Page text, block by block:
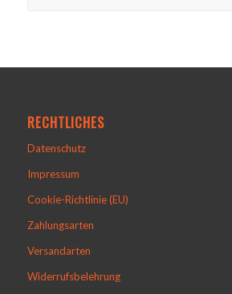
RECHTLICHES
Datenschutz
Impressum
Cookie-Richtlinie (EU)
Zahlungsarten
Versandarten
Widerrufsbelehrung